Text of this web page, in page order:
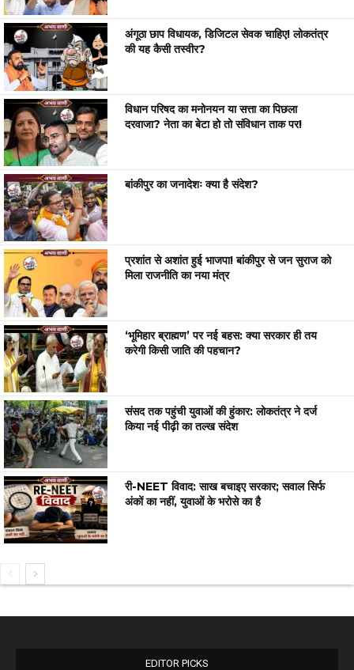
अंगूठा छाप विधायक, डिजिटल सेवक चाहिए! लोकतंत्र
की यह कैसी तस्वीर?
विधान परिषद का मनोनयन या सत्ता का पिछला
दरवाजा? नेता का बेटा हो तो संविधान ताक पर!
बांकीपुर का जनादेशः क्या है संदेश?
प्रशांत से अशांत हुई भाजपा! बांकीपुर से जन सुराज को
मिला राजनीति का नया मंत्र
‘भूमिहार ब्राह्मण’ पर नई बहस: क्या सरकार ही तय
करेगी किसी जाति की पहचान?
संसद तक पहुंची युवाओं की हुंकार: लोकतंत्र ने दर्ज
किया नई पीढ़ी का तल्ख संदेश
री-NEET विवाद: साख बचाइए सरकार; सवाल सिर्फ
अंकों का नहीं, युवाओं के भरोसे का है
EDITOR PICKS